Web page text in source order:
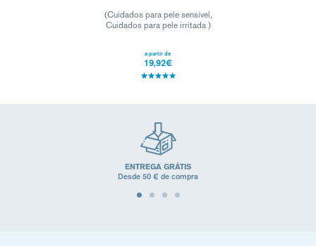
(Cuidados para pele sensível,
Cuidados para pele irritada )
a partir de
19,92€
ENTREGA GRÁTIS
Desde 50 € de compra